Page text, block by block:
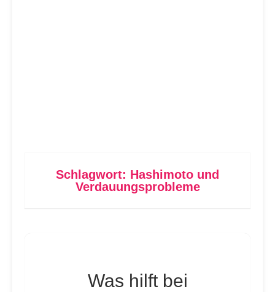
Schlagwort: Hashimoto und
Verdauungsprobleme
Was hilft bei